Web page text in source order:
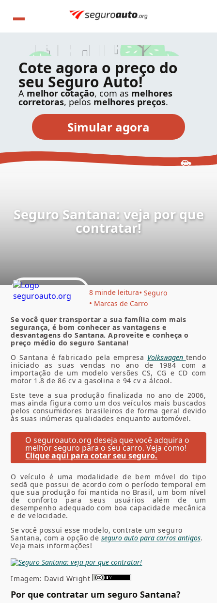
Cote agora o preço do
seu Seguro Auto!
A melhor cotação, com as melhores
corretoras, pelos melhores preços.
Seguro Santana: veja por que
contratar!
8 minde leitura Seguro
Marcas de Carro
Se você quer transportar a sua família com mais
segurança, é bom conhecer as vantagens e
desvantagens do Santana. Aproveite e conheça o
preço médio do seguro Santana!
O Santana é fabricado pela empresa Volkswagen tendo
iniciado as suas vendas no ano de 1984 com a
importação de um modelo versões CS, CG e CD com
motor 1.8 de 86 cv a gasolina e 94 cv a álcool.
Este teve a sua produção finalizada no ano de 2006,
mas ainda figura como um dos veículos mais buscados
pelos consumidores brasileiros de forma geral devido
às suas inúmeras qualidades enquanto automóvel.
O seguroauto.org deseja que você adquira o
melhor seguro para o seu carro. Veja como!
Clique aqui para cotar seu seguro.
O veículo é uma modalidade de bem móvel do tipo
sedã que possui de acordo com o período temporal em
que sua produção foi mantida no Brasil, um bom nível
de conforto para seus usuários além de um
desempenho adequado com boa capacidade mecânica
e de velocidade.
Se você possui esse modelo, contrate um seguro
Santana, com a opção de seguro auto para carros antigos.
Veja mais informações!
Imagem: David Wright
Por que contratar um seguro Santana?